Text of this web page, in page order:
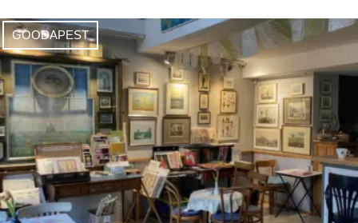
GOODAPEST